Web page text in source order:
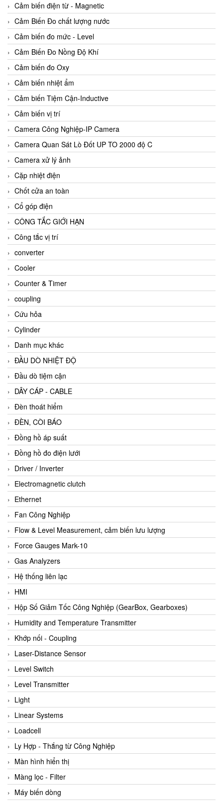
Cảm biến điện từ - Magnetic
Cảm Biến Đo chất lượng nước
Cảm biến đo mức - Level
Cảm Biến Đo Nồng Độ Khí
Cảm biến đo Oxy
Cảm biến nhiệt ẩm
Cảm biến Tiệm Cận-Inductive
Cảm biến vị trí
Camera Công Nghiệp-IP Camera
Camera Quan Sát Lò Đốt UP TO 2000 độ C
Camera xử lý ảnh
Cặp nhiệt điện
Chốt cửa an toàn
Cổ góp điện
CÔNG TẮC GIỚI HẠN
Công tắc vị trí
converter
Cooler
Counter & Timer
coupling
Cứu hỏa
Cylinder
Danh mục khác
ĐẦU DÒ NHIỆT ĐỘ
Đầu dò tiệm cận
DÂY CÁP - CABLE
Đèn thoát hiểm
ĐÈN, CÒI BÁO
Đồng hồ áp suất
Đồng hồ đo điện lưới
Driver / Inverter
Electromagnetic clutch
Ethernet
Fan Công Nghiệp
Flow & Level Measurement, cảm biến lưu lượng
Force Gauges Mark-10
Gas Analyzers
Hệ thống liên lạc
HMI
Hộp Số Giảm Tốc Công Nghiệp (GearBox, Gearboxes)
Humidity and Temperature Transmitter
Khớp nối - Coupling
Laser-Distance Sensor
Level Switch
Level Transmitter
Light
Linear Systems
Loadcell
Ly Hợp - Thắng từ Công Nghiệp
Màn hình hiển thị
Màng lọc - Filter
Máy biến dòng